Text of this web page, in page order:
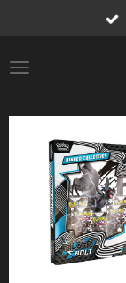
naar